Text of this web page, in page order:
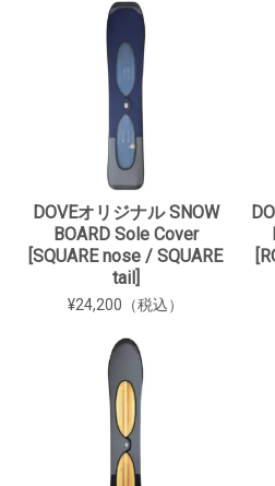
DOVEオリジナル SNOW
BOARD Sole Cover
[SQUARE nose / SQUARE
tail]
¥24,200（税込）